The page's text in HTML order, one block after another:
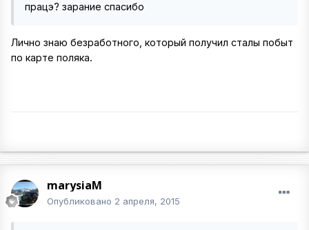
працэ? зарание спасибо
Лично знаю безработного, который получил сталы побыт
по карте поляка.
marysiaM
Опубликовано 2 апреля, 2015